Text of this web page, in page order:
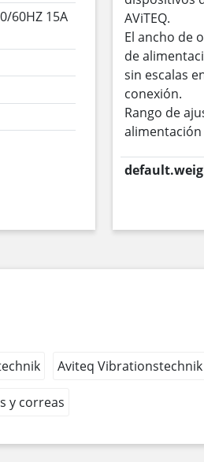
60HZ 15A
AViTEQ.
El ancho de
de
sin escalas
conexión.
Rango de
alimentación
Aviteq Vibrationstechnik
y correas